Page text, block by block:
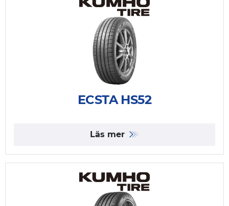
ECSTA HS52
Läs mer